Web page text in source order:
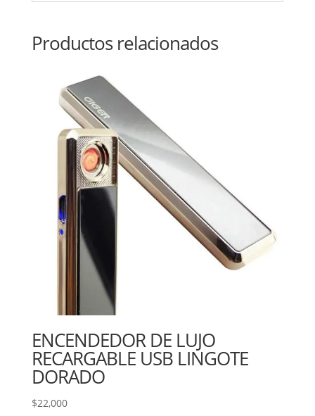
Productos relacionados
ENCENDEDOR DE LUJO
RECARGABLE USB LINGOTE
DORADO
$22,000